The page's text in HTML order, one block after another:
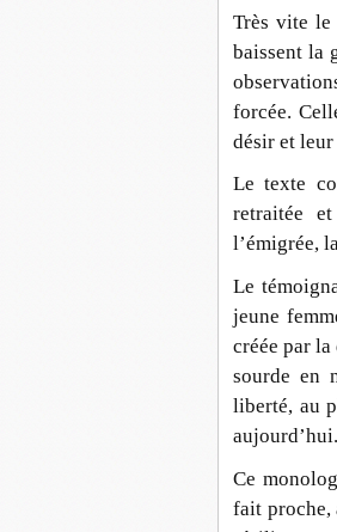
Très vite le
baissent la
forcée.
désir et
Le texte
retraitée
l’émigrée,
Le
jeune
créée par
sourde en
liberté, au
aujourd’hui.
Ce
fait proche,